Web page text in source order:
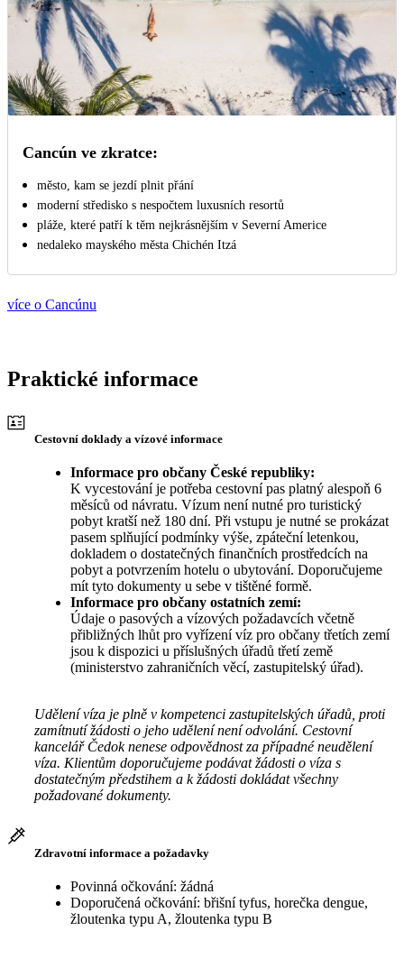
Cancún ve zkratce:
město, kam se jezdí plnit přání
moderní středisko s nespočtem luxusních resortů
pláže, které patří k těm nejkrásnějším v Severní Americe
nedaleko mayského města Chichén Itzá
více o Cancúnu
Praktické informace
Cestovní doklady a vízové informace
Informace pro občany České republiky:
K vycestování je potřeba cestovní pas platný alespoň 6
měsíců od návratu. Vízum není nutné pro turistický
pobyt kratší než 180 dní. Při vstupu je nutné se prokázat
pasem splňující podmínky výše, zpáteční letenkou,
dokladem o dostatečných finančních prostředcích na
pobyt a potvrzením hotelu o ubytování. Doporučujeme
mít tyto dokumenty u sebe v tištěné formě.
Informace pro občany ostatních zemí:
Údaje o pasových a vízových požadavcích včetně
přibližných lhůt pro vyřízení víz pro občany třetích zemí
jsou k dispozici u příslušných úřadů třetí země
(ministerstvo zahraničních věcí, zastupitelský úřad).
Udělení víza je plně v kompetenci zastupitelských úřadů, proti
zamítnutí žádosti o jeho udělení není odvolání. Cestovní
kancelář Čedok nenese odpovědnost za případné neudělení
víza. Klientům doporučujeme podávat žádosti o víza s
dostatečným předstihem a k žádosti dokládat všechny
požadované dokumenty.
Zdravotní informace a požadavky
Povinná očkování: žádná
Doporučená očkování: břišní tyfus, horečka dengue,
žloutenka typu A, žloutenka typu B